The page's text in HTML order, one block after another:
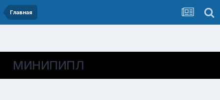
Главная
МИНИПИПЛ